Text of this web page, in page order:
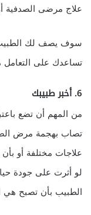
علاج مرضى الصدفية
سوف يصف لك الطبيب
تساعدك على التعامل
6. أخبر طبيبك
من المهم أن تضع
تصاب بهجمة مرض
علاجات مختلفة أو
لو أثرت على جودة
الطبيب بأن تصبح هي